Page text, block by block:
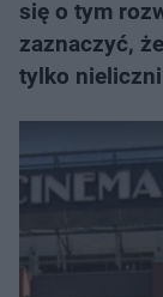
się o tym
zaznaczyć,
tylko